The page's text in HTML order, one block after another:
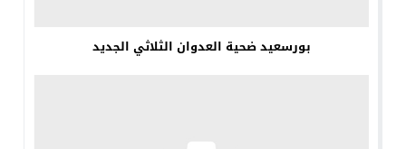
بورسعيد ضحية العدوان الثلاثي الجديد